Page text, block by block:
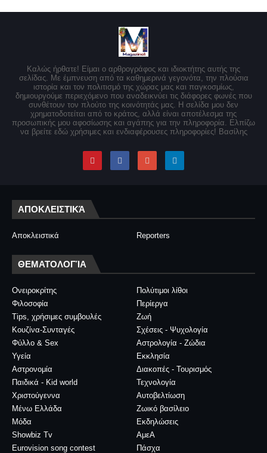
Καλώς ήρθατε! Είμαι ο αρθρογράφος και ιδιοκτήτης αυτής της
σελίδας. Με έμπνευση από τα καθημερινά γεγονότα, την πλούσια
ιστορία και τον πολιτισμό της χώρας μας και παγκοσμίως,
δημιουργούμε περιεχόμενο που αναδεικνύει τις διάφορες φωνές που
συνθέτουν τον πλούτο της κοινότητάς μας. Η σελίδα μου δεν
χρηματοδοτείται από το κράτος, αλλά είναι αποτέλεσμα της
προσωπικής μου αφοσίωσης και αγάπης για την πληροφορία. Ελπίζω
να βρείτε εδώ χρήσιμες και ενδιαφέρουσες πληροφορίες! Βασίλης
ΑΠΟΚΛΕΙΣΤΙΚΆ
Αποκλειστικά Reporters
ΘΕΜΑΤΟΛΟΓΊΑ
Ονειροκρίτης
Πολύτιμοι λίθοι
Φιλοσοφία
Περίεργα
Tips, χρήσιμες συμβουλές
Ζωή
Κουζίνα-Συνταγές
Σχέσεις - Ψυχολογία
Φύλλο & Sex
Αστρολογία - Ζώδια
Υγεία
Εκκλησία
Αστρονομία
Διακοπές - Τουρισμός
Παιδικά - Kid world
Τεχνολογία
Χριστούγεννα
Αυτοβελτίωση
Μένω Ελλάδα
Ζωικό βασίλειο
Μόδα
Εκδηλώσεις
Showbiz Tv
ΑμεΑ
Eurovision song contest
Πάσχα